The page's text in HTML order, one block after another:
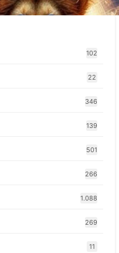
102
22
346
139
501
266
1.088
269
11